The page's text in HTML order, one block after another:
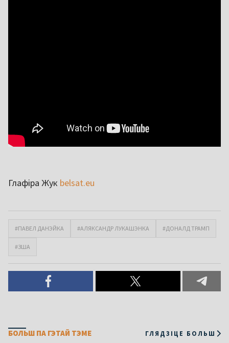
Глафіра Жук belsat.eu
#ПАВЕЛ ДАНЭЙКА #АЛЯКСАНДР ЛУКАШЭНКА #ДОНАЛД ТРАМП
#ЗША
БОЛЬШ ПА ГЭТАЙ ТЭМЕ ГЛЯДЗІЦЕ БОЛЬШ